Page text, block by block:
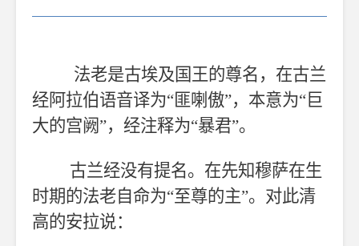
法老是古埃及国王的尊名，在古兰
经阿拉伯语音译为“匪喇傲”，本意为“巨
大的宫阙”，经注释为“暴君”。
古兰经没有提名。在先知穆萨在生
时期的法老自命为“至尊的主”。对此清
高的安拉说：